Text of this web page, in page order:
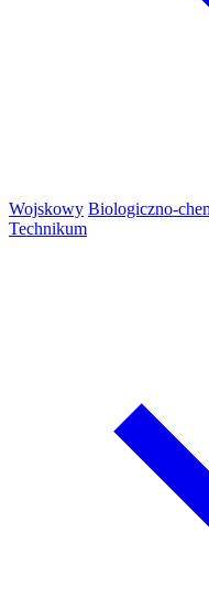
Wojskowy Biologiczno-
Technikum